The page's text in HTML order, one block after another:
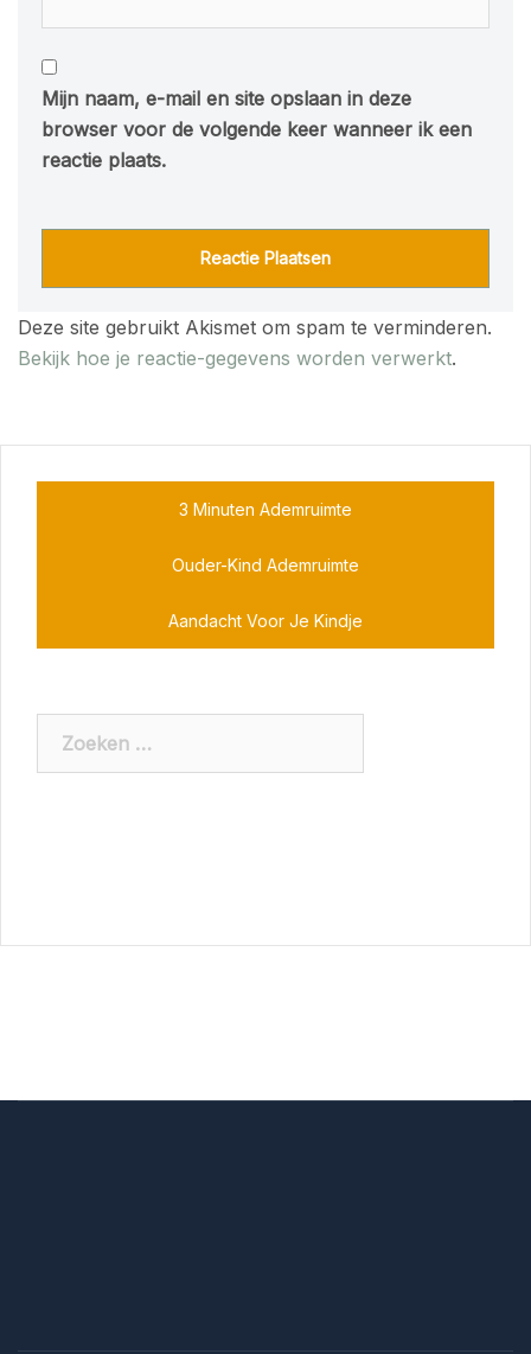
Mijn naam, e-mail en site opslaan in deze
browser voor de volgende keer wanneer ik een
reactie plaats.
Deze site gebruikt Akismet om spam te verminderen.
Bekijk hoe je reactie-gegevens worden verwerkt.
3 Minuten Ademruimte
Ouder-Kind Ademruimte
Aandacht Voor Je Kindje
naar: